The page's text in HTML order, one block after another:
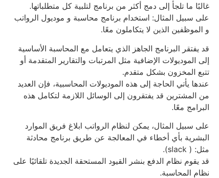
غالبًا ما تلجأ إلى دمج أكثر من برنامج لتلبية كل متطلباتها.
على سبيل المثال: استخدام برنامج محاسبة و موديول الرواتب
و الموظفين الذين لا يتكاملون معًا.
قد يفتقر البرنامج الجاهز الذي يتعامل مع المحاسبة الأساسية
إلى الموديولات الإضافية مثل المرتبات والتقارير المتقدمة أو
تتبع المخزون بشكل متقدم.
عندها يأتي الحاجة إلى هذه الموديولات المحاسبية، فإن العديد
من المشترين قد يفتقرون إلى الوسائل اللازمة لتكامل هذه
البرامج معًا.
على سبيل المثال، يمكن لنظام الرواتب ابلاغ فريق الموارد
البشرية بأي أخطاء في المعالجة عن طريق برنامج محادثة
مثل: ( slack).
قد يقوم نظام الدفع بنشر القيود المستحقة الجديدة تلقائيًا على
نظام المحاسبة.